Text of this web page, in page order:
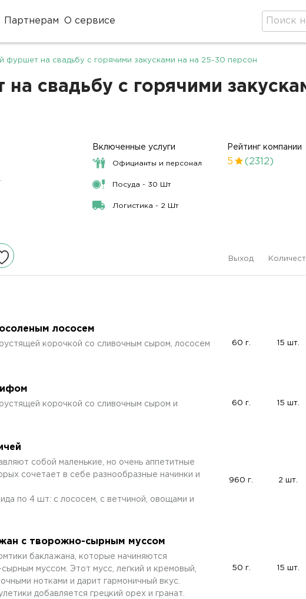
Партнерам О сервисе
фуршет на свадьбу с горячими закусками на на 25-30 персон
свадьбу с горячими
Включенные услуги
Официанты и персонал
Посуда - 30 Шт
Логистика - 2 Шт
Рейтинг компании
5 (2312)
Выход
лососем
корочкой со сливочным сыром, лососем
60 г. 15 шт.
корочкой со сливочным сыром и
60 г. 15 шт.
собой маленькие, но очень аппетитные
сочетает в себе разнообразные начинки и
по 4 шт: с лососем, с ветчиной, овощами и
960 г. 2 шт.
с творожно-сырным муссом
баклажана, которые начиняются
муссом. Этот мусс, легкий и кремовый,
нотками и дарит гармоничный вкус.
добавляется грецкий орех и гранат.
50 г. 15 шт.